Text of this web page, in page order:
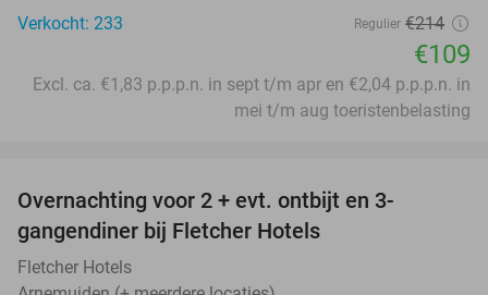
Verkocht: 233
Regulier €214
€109
Excl. ca. €1,83 p.p.p.n. in sept t/m apr en €2,04 p.p.p.n. in
mei t/m aug toeristenbelasting
Overnachting voor 2 + evt. ontbijt en 3-
gangendiner bij Fletcher Hotels
Fletcher Hotels